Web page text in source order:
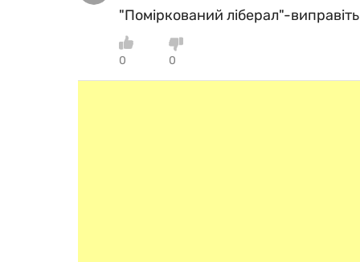
"Поміркований ліберал"-
0 0